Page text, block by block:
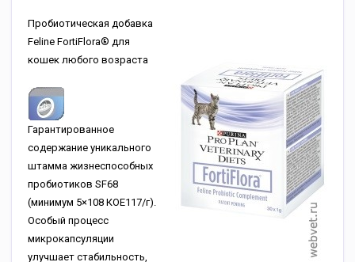
Пробиотическая добавка
Feline FortiFlora® для
кошек любого возраста
Гарантированное
содержание уникального
штамма жизнеспособных
пробиотиков SF68
(минимум 5×108 КОЕ117/г).
Особый процесс
микрокапсуляции
улучшает стабильность,